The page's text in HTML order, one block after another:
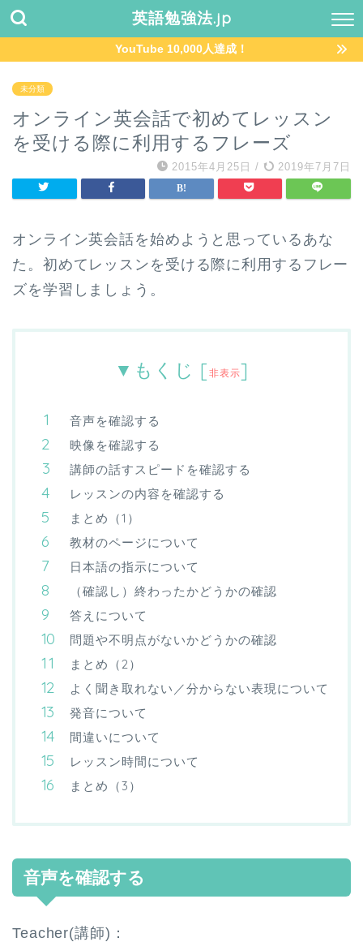
英語勉強法.jp
YouTube 10,000人達成！
未分類
オンライン英会話で初めてレッスン
を受ける際に利用するフレーズ
2015年4月25日 / 2019年7月7日
オンライン英会話を始めようと思っているあな
た。初めてレッスンを受ける際に利用するフレー
ズを学習しましょう。
▼もくじ [ 非表示]
音声を確認する
映像を確認する
講師の話すスピードを確認する
レッスンの内容を確認する
まとめ（1）
教材のページについて
日本語の指示について
（確認し）終わったかどうかの確認
答えについて
問題や不明点がないかどうかの確認
まとめ（2）
よく聞き取れない／分からない表現について
発音について
間違いについて
レッスン時間について
まとめ（3）
音声を確認する
Teacher(講師)：